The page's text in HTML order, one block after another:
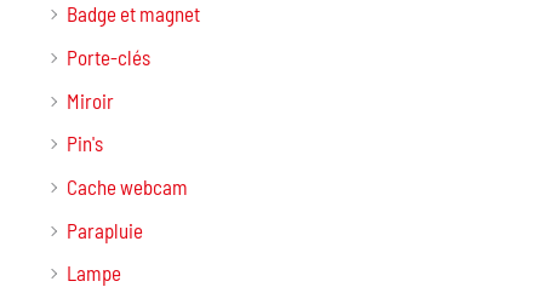
Badge et magnet
Porte-clés
Miroir
Pin's
Cache webcam
Parapluie
Lampe